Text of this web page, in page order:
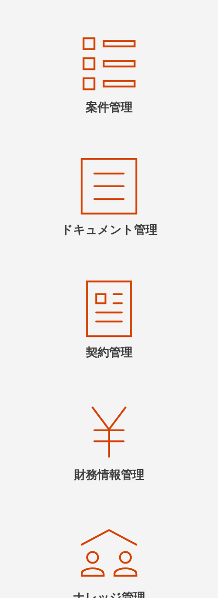
案件管理
ドキュメント管理
契約管理
財務情報管理